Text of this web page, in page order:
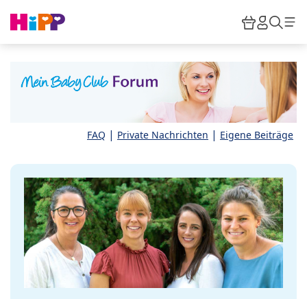
HiPP
FAQ | Private Nachrichten | Eigene Beiträge